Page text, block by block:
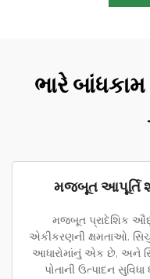
ભારે
મજબૂત આપૂર્તિ
મજબૂત પ્રાદેશિક
એકીકરણની ક્ષમતાઓ.
આધારોમાંનું એક છે, અને
પોતાની ઉત્પાદન